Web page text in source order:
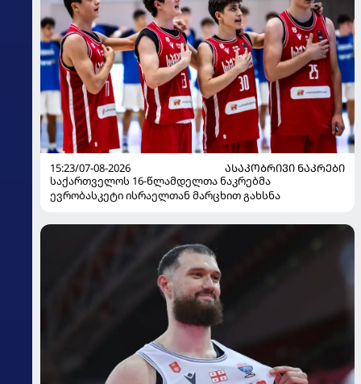
15:23/07-08-2026
ᲐᲡᲐᲙᲝᲑᲠᲘᲕᲘ ᲜᲐᲙᲠᲔᲑᲘ
საქართველოს 16-წლამდელთა ნაკრებმა
ევრობასკეტი ისრაელთან მარცხით გახსნა